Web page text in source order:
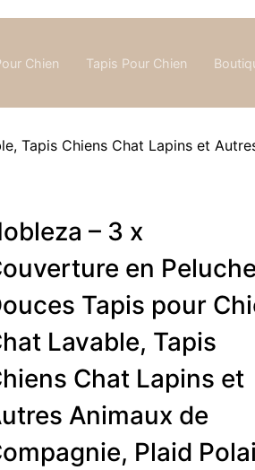
Chien Tapis Pour Chien
Tapis Chiens Chat Lapins et
– 3 x
en Peluche
Tapis pour
Lavable, Tapis
Chat Lapins et
Animaux de
Plaid